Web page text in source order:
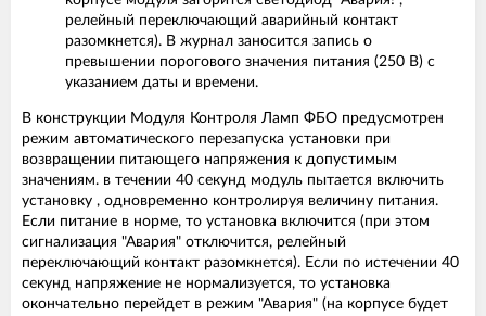
релейный переключающий аварийный контакт
разомкнется). В журнал заносится запись о
превышении порогового значения питания (250 В) с
указанием даты и времени.
В конструкции Модуля Контроля Ламп ФБО предусмотрен
режим автоматического перезапуска установки при
возвращении питающего напряжения к допустимым
значениям. в течении 40 секунд модуль пытается включить
установку , одновременно контролируя величину питания.
Если питание в норме, то установка включится (при этом
сигнализация "Авария" отключится, релейный
переключающий контакт разомкнется). Если по истечении 40
секунд напряжение не нормализуется, то установка
окончательно перейдет в режим "Авария" (на корпусе будет